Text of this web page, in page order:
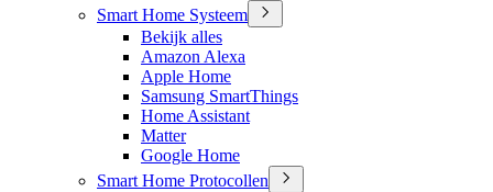
Smart Home Systeem
Bekijk alles
Amazon Alexa
Apple Home
Samsung SmartThings
Home Assistant
Matter
Google Home
Smart Home Protocollen